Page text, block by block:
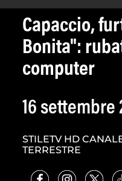
Capaccio,
Bonita":
computer
16 settembre
STILETV HD
TERRESTRE